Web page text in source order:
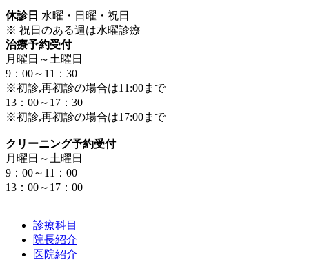
休診日 水曜・日曜・祝日
※ 祝日のある週は水曜診療
治療予約受付
月曜日～土曜日
9：00～11：30
※初診,再初診の場合は11:00まで
13：00～17：30
※初診,再初診の場合は17:00まで
クリーニング予約受付
月曜日～土曜日
9：00～11：00
13：00～17：00
診療科目
院長紹介
医院紹介